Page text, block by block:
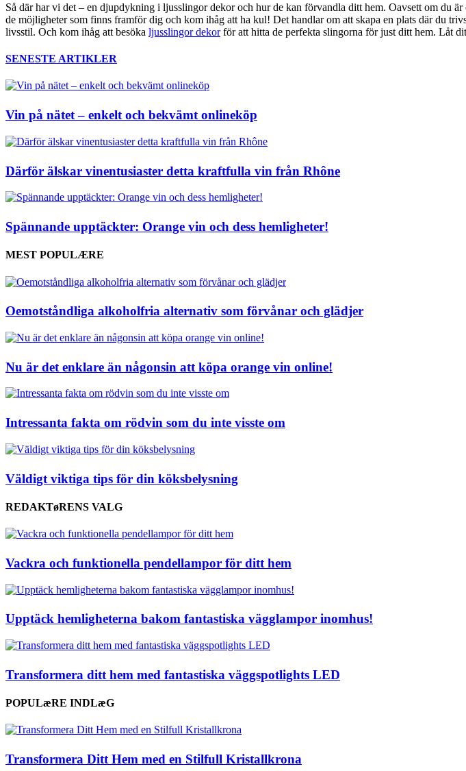
Så där har vi det – en djupdykning i ljusslingor dekor och hur de kan förvandla ditt hem. Oavsett om du
de möjligheter som finns framför dig och kom ihåg att ha kul! Det handlar om att skapa en plats där du
livsstil. Och kom ihåg att besöka ljusslingor dekorför att hitta de perfekta slingorna för just ditt hem. Låt
SENESTE ARTIKLER
Vin på nätet – enkelt och bekvämt onlineköp
Därför älskar vinentusiaster detta kraftfulla vin från Rhône
Spännande upptäckter: Orange vin och dess hemligheter!
MEST POPULÆRE
Oemotståndliga alkoholfria alternativ som förvånar och glädjer
Nu är det enklare än någonsin att köpa orange vin online!
Intressanta fakta om rödvin som du inte visste om
Väldigt viktiga tips för din köksbelysning
REDAKTøRENS VALG
Vackra och funktionella pendellampor för ditt hem
Upptäck hemligheterna bakom fantastiska vägglampor inomhus!
Transformera ditt hem med fantastiska väggspotlights LED
POPULæRE INDLæG
Transformera Ditt Hem med en Stilfull Kristallkrona